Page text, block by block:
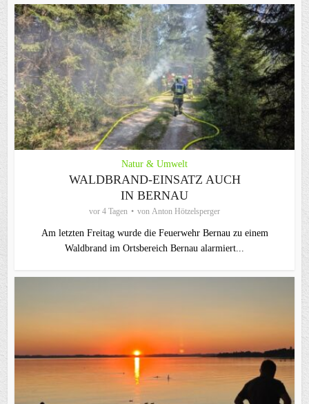
Natur & Umwelt
WALDBRAND-EINSATZ AUCH
IN BERNAU
vor 4 Tagen von Anton Hötzelsperger
Am letzten Freitag wurde die Feuerwehr Bernau zu einem
Waldbrand im Ortsbereich Bernau alarmiert...